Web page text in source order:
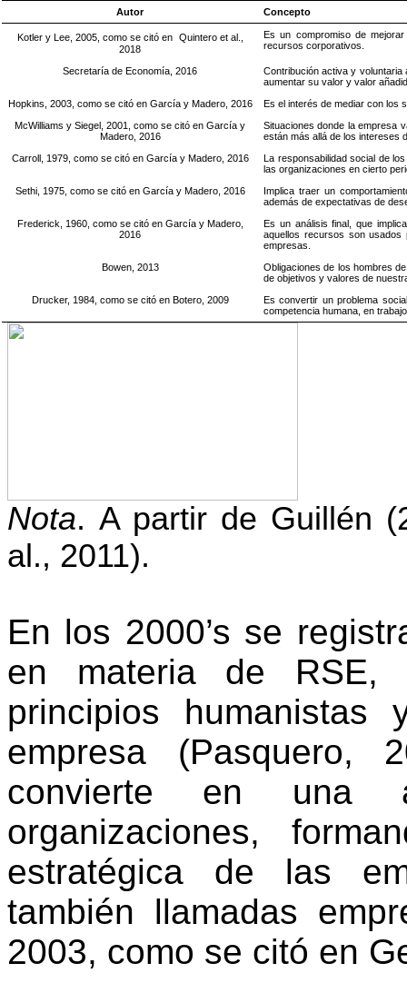
Autor Concepto
Kotler y Lee, 2005, como se citó en Quintero et al.,
2018
Es un compromiso de
recursos corporativos.
Secretaría de Economía, 2016
Contribución activa y voluntaria
aumentar su valor y valor
Hopkins, 2003, como se citó en García y Madero, 2016
Es el interés de mediar con los
McWilliams y Siegel, 2001, como se citó enGarcía y
Madero, 2016
Situaciones donde la empresa
están más allá de los intereses
Carroll, 1979, como se citó en García y Madero, 2016
La responsabilidad social de
las organizaciones en cierto
Sethi, 1975, como se citó en García y Madero, 2016
Implica traer un
además de expectativas de
Frederick, 1960, como se citó en García y Madero,
2016
Es un análisis final, que
aquellos recursos son
empresas.
Bowen, 2013
Obligaciones de los hombres
de objetivos y valores de
Drucker, 1984, como se citó en Botero, 2009
Es convertir un problema
competencia humana, en
Nota. A partir de Guillén
al., 2011).
En los 2000’s se
en materia de RSE,
principios
empresa
convierte en una
organizaciones,
estratégica de las
también llamadas
2003, como se citó en